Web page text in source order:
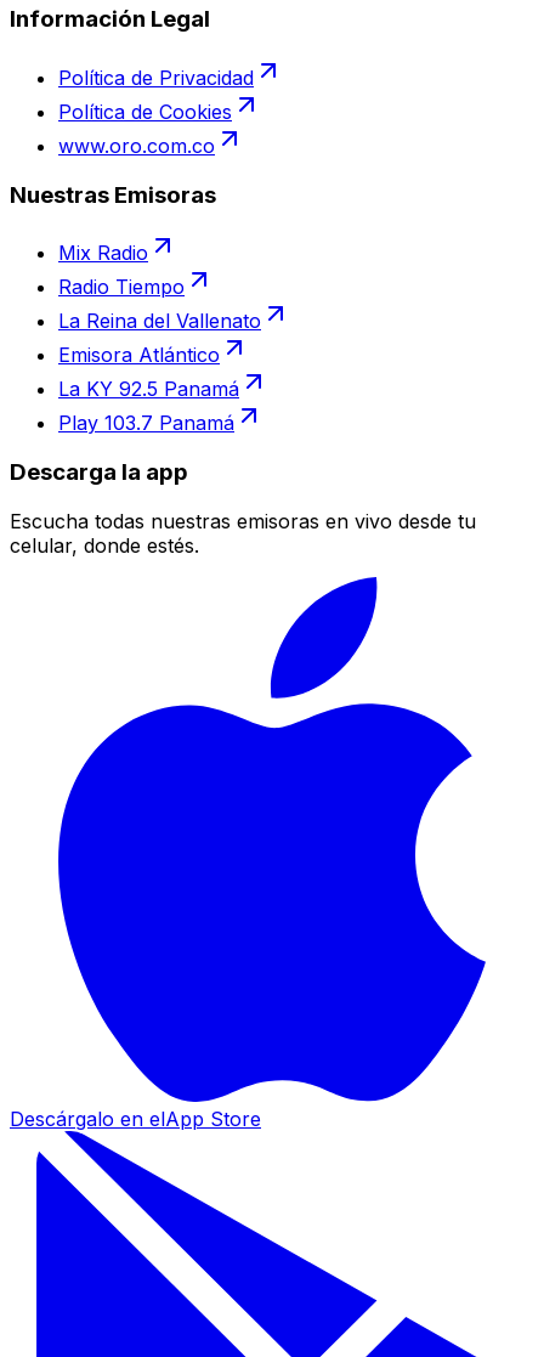
Información Legal
Política de Privacidad
Política de Cookies
www.oro.com.co
Nuestras Emisoras
Mix Radio
Radio Tiempo
La Reina del Vallenato
Emisora Atlántico
La KY 92.5 Panamá
Play 103.7 Panamá
Descarga la app
Escucha todas nuestras emisoras en vivo desde tu
celular, donde estés.
Descárgalo en elApp Store